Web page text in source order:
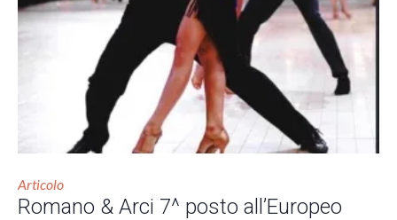
Articolo
Romano & Arci 7^ posto all’Europeo